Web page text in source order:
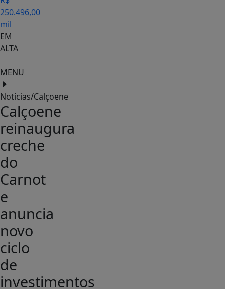
250.496,00
mil
EM
ALTA
MENU
Notícias/Calçoene
Calçoene
reinaugura
creche
do
Carnot
e
anuncia
novo
ciclo
de
investimentos